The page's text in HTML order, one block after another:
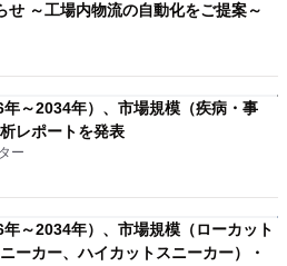
せ ～工場内物流の自動化をご提案～
～2034年）、市場規模（疾病・事
レポートを発表
ー
～2034年）、市場規模（ローカット
ーカー、ハイカットスニーカー）・